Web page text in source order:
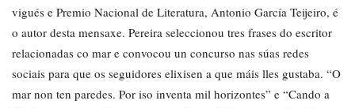
vigués e Premio Nacional de Literatura, Antonio García Teijeiro, é
o autor desta mensaxe. Pereira seleccionou tres frases do escritor
relacionadas co mar e convocou un concurso nas súas redes
sociais para que os seguidores elixisen a que máis lles gustaba. “O
mar non ten paredes. Por iso inventa mil horizontes” e “Cando a